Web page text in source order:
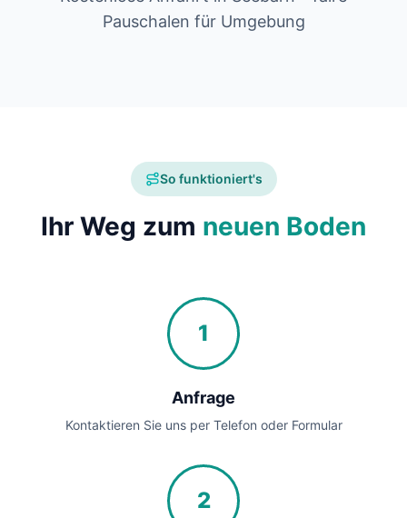
Pauschalen für Umgebung
So funktioniert's
Ihr Weg zum neuen Boden
1
Anfrage
Kontaktieren Sie uns per Telefon oder Formular
2